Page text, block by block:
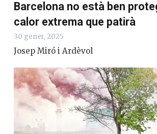
Barcelona no està ben
calor extrema que patirà
30 gener, 2025
Josep Miró i Ardèvol